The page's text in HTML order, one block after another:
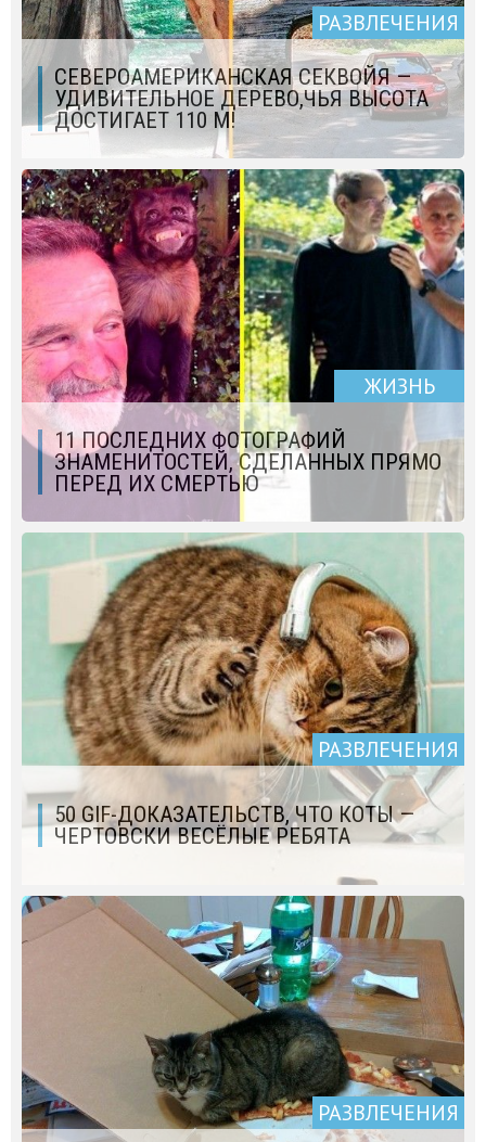
РАЗВЛЕЧЕНИЯ
СЕВЕРОАМЕРИКАНСКАЯ СЕКВОЙЯ —
УДИВИТЕЛЬНОЕ ДЕРЕВО,ЧЬЯ ВЫСОТА
ДОСТИГАЕТ 110 М!
ЖИЗНЬ
11 ПОСЛЕДНИХ ФОТОГРАФИЙ
ЗНАМЕНИТОСТЕЙ, СДЕЛАННЫХ ПРЯМО
ПЕРЕД ИХ СМЕРТЬЮ
РАЗВЛЕЧЕНИЯ
50 GIF-ДОКАЗАТЕЛЬСТВ, ЧТО КОТЫ —
ЧЕРТОВСКИ ВЕСЁЛЫЕ РЕБЯТА
РАЗВЛЕЧЕНИЯ